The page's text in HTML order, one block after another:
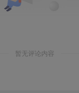
暂无评论内容